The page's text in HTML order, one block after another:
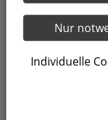
Nur
Individuelle